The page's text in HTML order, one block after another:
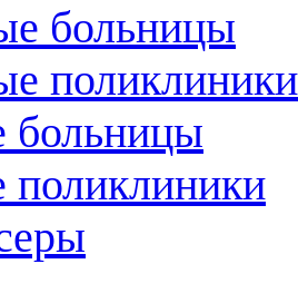
больницы
поликлиники
больницы
поликлиники